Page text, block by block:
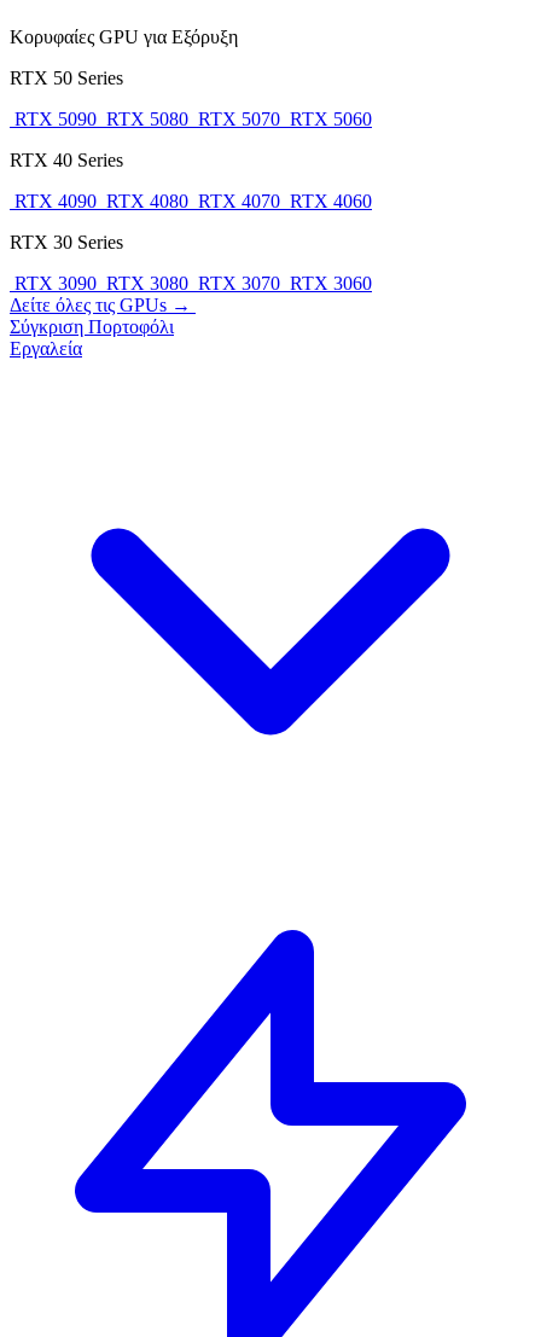
Κορυφαίες GPU για Εξόρυξη
RTX 50 Series
RTX 5090 RTX 5080 RTX 5070 RTX 5060
RTX 40 Series
RTX 4090 RTX 4080 RTX 4070 RTX 4060
RTX 30 Series
RTX 3090 RTX 3080 RTX 3070 RTX 3060
Δείτε όλες τις GPUs →
Σύγκριση Πορτοφόλι
Εργαλεία